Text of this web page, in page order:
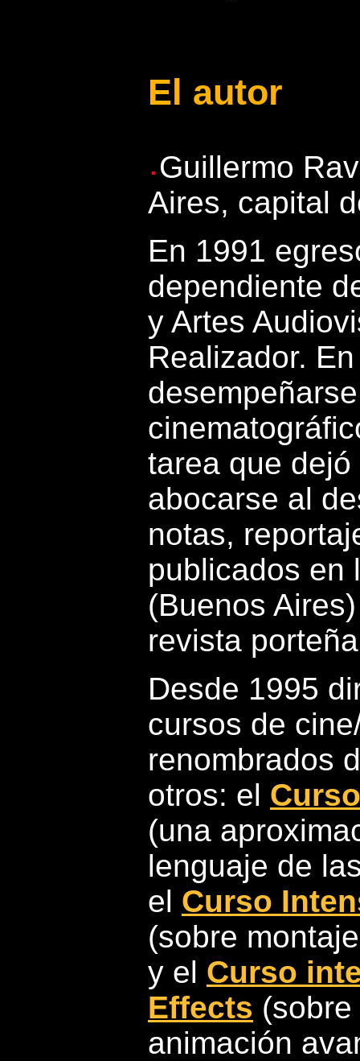
El autor
Guillermo
Aires, capital
En 1991
dependiente
y Artes
Realizador.
tarea que
abocarse al
notas,
publicados
(Buenos
revista
Desde 1995
cursos de
renombrados
otros: el
(una
lenguaje de
el Curso
(sobre
y el Curso
Effects
animación